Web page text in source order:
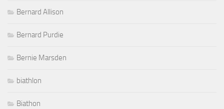
Bernard Allison
Bernard Purdie
Bernie Marsden
biathlon
Biathon